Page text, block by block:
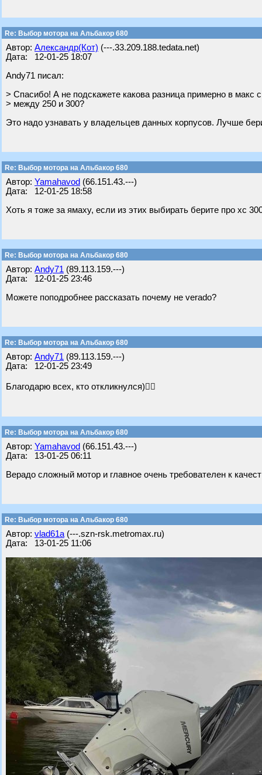
Re: Выбор мотора на Альбакор 680
Автор: Александр(Кот) (---.33.209.188.tedata.net)
Дата: 12-01-25 18:07
Andy71 писал:
> Спасибо! А не подскажете какова разница примерно в макс
> между 250 и 300?
Это надо узнавать у владельцев данных корпусов. Лучше
Re: Выбор мотора на Альбакор 680
Автор: Yamahavod (66.151.43.---)
Дата: 12-01-25 18:58
Хоть я тоже за ямаху, если из этих выбирать берите про хс
Re: Выбор мотора на Альбакор 680
Автор: Andy71 (89.113.159.---)
Дата: 12-01-25 23:46
Можете поподробнее рассказать почему не verado?
Re: Выбор мотора на Альбакор 680
Автор: Andy71 (89.113.159.---)
Дата: 12-01-25 23:49
Благодарю всех, кто откликнулся)✊🏻
Re: Выбор мотора на Альбакор 680
Автор: Yamahavod (66.151.43.---)
Дата: 13-01-25 06:11
Верадо сложный мотор и главное очень требователен к
Re: Выбор мотора на Альбакор 680
Автор: vlad61a (---.szn-rsk.metromax.ru)
Дата: 13-01-25 11:06